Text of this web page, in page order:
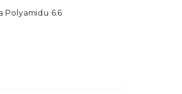
Polyamidu 6.6